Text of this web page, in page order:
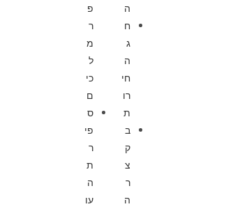
ה
ח
ג
ה
חי
רו
ת
ב
ק
צ
ר
ה
פ
ר
מ
ל
כי
ם
ס
פי
ר
ת
ה
עו